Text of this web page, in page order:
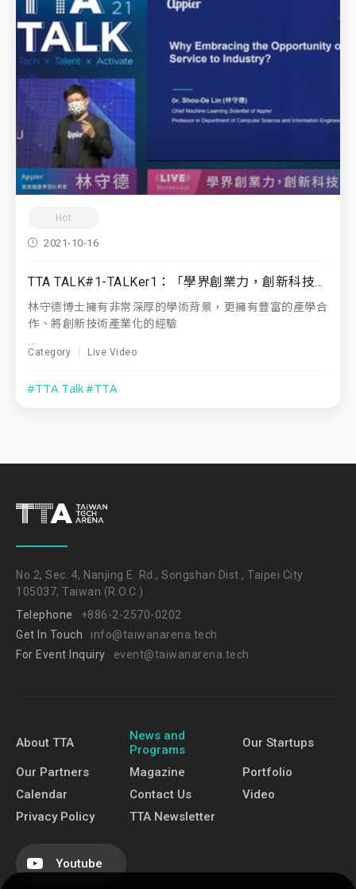
Hot
2021-10-16
TTA TALK#1-TALKer1：「學界創業力，創新科技研究的價值」 Appier 首席機器學習科學家｜ 林守德博士
林守德博士擁有非常深厚的學術背景，更擁有豐富的產學合
作、將創新技術產業化的經驗
Category Live Video
#TTA Talk#TTA
No.2, Sec. 4, Nanjing E. Rd., Songshan Dist., Taipei City
105037, Taiwan (R.O.C.)
Telephone
+886-2-2570-0202
Get In Touch
info@taiwanarena.tech
For Event Inquiry
event@taiwanarena.tech
About TTA
News and
Programs
Our Startups
Our Partners Magazine
Portfolio
Calendar
Contact Us
Video
Privacy Policy
TTA Newsletter
Youtube